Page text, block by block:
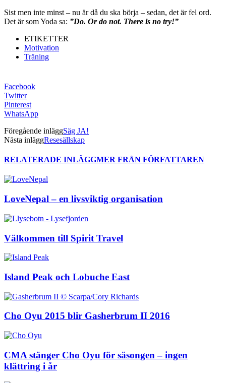
Sist men inte minst – nu är då du ska börja – sedan, det är fel ord.
Det är som Yoda sa: ”Do. Or do not. There is no try!”
ETIKETTER
Motivation
Träning
Facebook
Twitter
Pinterest
WhatsApp
Föregående inläggSäg JA!
Nästa inläggResesällskap
RELATERADE INLÄGGMER FRÅN FÖRFATTAREN
LoveNepal – en livsviktig organisation
Välkommen till Spirit Travel
Island Peak och Lobuche East
Cho Oyu 2015 blir Gasherbrum II 2016
CMA stänger Cho Oyu för säsongen – ingen
klättring i år